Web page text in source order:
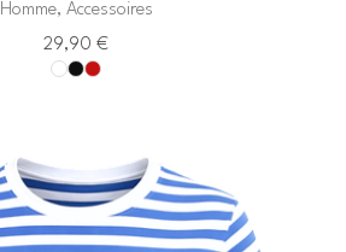
Homme, Accessoires
29,90 €